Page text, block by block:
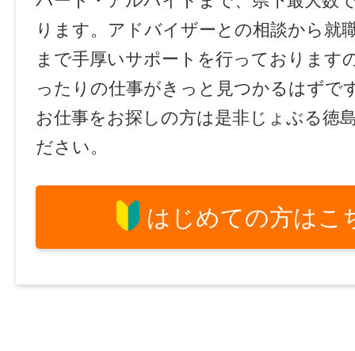
ります。アドバイザーとの相談から就
まで手厚いサポートを行っております
ったりの仕事がきっと見つかるはずで
お仕事をお探しの方は是非じょぶる徳
ださい。
はじめての方はこ